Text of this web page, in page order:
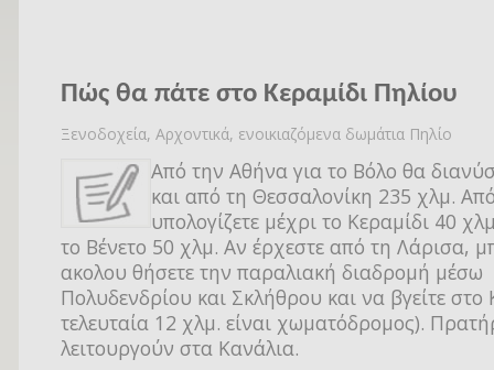
Πώς θα πάτε στο Κεραµίδι Πηλίου
Ξενοδοχεία, Αρχοντικά, ενοικιαζόμενα δωμάτια Πηλίο
Από την Αθήνα για το Βόλο θα
και από τη Θεσσαλονίκη 235 χλμ.
υπολογίζετε μέχρι το Κεραμίδι 40
το Βένετο 50 χλμ. Αν έρχεστε από τη Λάρισα,
ακολου θήσετε την παραλιακή διαδρομή μέσω
Πολυδενδρίου και Σκλήθρου και να βγείτε στο
τελευταία 12 χλμ. είναι χωματόδρομος).
λειτουργούν στα Κανάλια.